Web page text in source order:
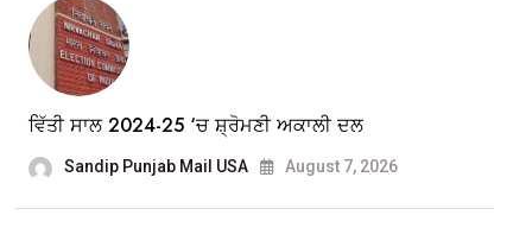
ਵਿੱਤੀ ਸਾਲ 2024-25 ‘ਚ ਸ਼੍ਰੋਮਣੀ ਅਕਾਲੀ ਦਲ
Sandip Punjab Mail USA August 7, 2026